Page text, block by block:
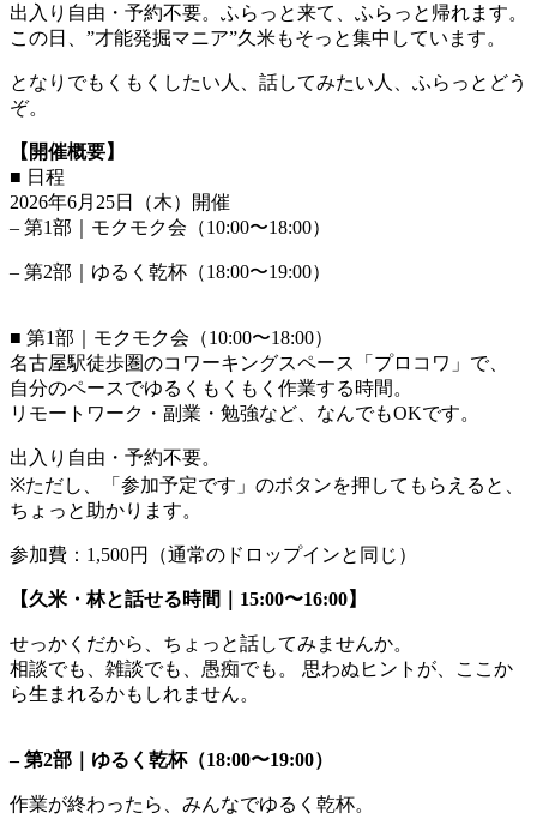
出入り自由・予約不要。ふらっと来て、ふらっと帰れます。
この日、”才能発掘マニア”久米もそっと集中しています。
となりでもくもくしたい人、話してみたい人、ふらっとどう
ぞ。
【開催概要】
■ 日程
2026年6月25日（木）開催
– 第1部｜モクモク会（10:00〜18:00）
– 第2部｜ゆるく乾杯（18:00〜19:00）
■ 第1部｜モクモク会（10:00〜18:00）
名古屋駅徒歩圏のコワーキングスペース「プロコワ」で、
自分のペースでゆるくもくもく作業する時間。
リモートワーク・副業・勉強など、なんでもOKです。
出入り自由・予約不要。
※ただし、「参加予定です」のボタンを押してもらえると、
ちょっと助かります。
参加費：1,500円（通常のドロップインと同じ）
【久米・林と話せる時間｜15:00〜16:00】
せっかくだから、ちょっと話してみませんか。
相談でも、雑談でも、愚痴でも。 思わぬヒントが、ここか
ら生まれるかもしれません。
– 第2部｜ゆるく乾杯（18:00〜19:00）
作業が終わったら、みんなでゆるく乾杯。